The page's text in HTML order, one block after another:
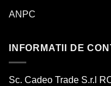
ANPC
INFORMATII DE
Sc. Cadeo Trade S.r.l